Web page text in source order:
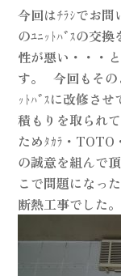
今回はﾁﾗｼでお
のﾕﾆｯﾄﾊﾞｽの交
性が悪い・・・
す。 今回もその
ｯﾄﾊﾞｽに改修さ
積もりを取られ
ためﾀｶﾗ・
の誠意を組んで
こで問題になっ
断熱工事でした。